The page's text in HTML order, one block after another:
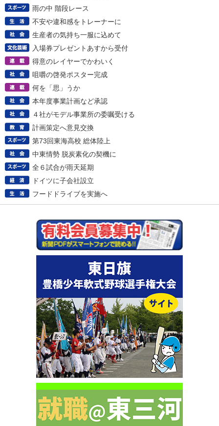
雨の中 階段レース
不安や違和感をトレーナーに
生産者の気持ち一服に込めて
入場券プレゼントあすから受付
得意のレイヤーでかわいく
咀嚼の啓発ポスター完成
何を「思」うか
本年度事業計画など承認
４社がモデル事業所の委嘱受ける
計画策定へ意見交換
第73回東海高校 総体陸上
中東情勢 脱炭素化の契機に
全６試合が雨天延期
ドイツに子会社設立
フードドライブを実施へ